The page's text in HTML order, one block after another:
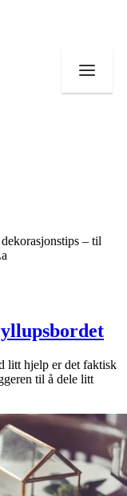
– til
litt hjelp er det faktisk
til å dele litt